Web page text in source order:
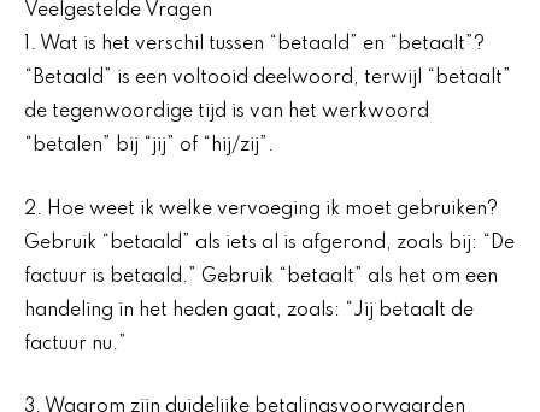
Veelgestelde Vragen
1. Wat is het verschil tussen “betaald” en “betaalt”?
“Betaald” is een voltooid deelwoord, terwijl “betaalt”
de tegenwoordige tijd is van het werkwoord
“betalen” bij “jij” of “hij/zij”.
2. Hoe weet ik welke vervoeging ik moet gebruiken?
Gebruik “betaald” als iets al is afgerond, zoals bij: “De
factuur is betaald.” Gebruik “betaalt” als het om een
handeling in het heden gaat, zoals: “Jij betaalt de
factuur nu.”
3. Waarom zijn duidelijke betalingsvoorwaarden